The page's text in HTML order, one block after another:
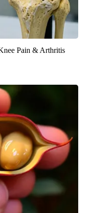
Pain & Arthritis